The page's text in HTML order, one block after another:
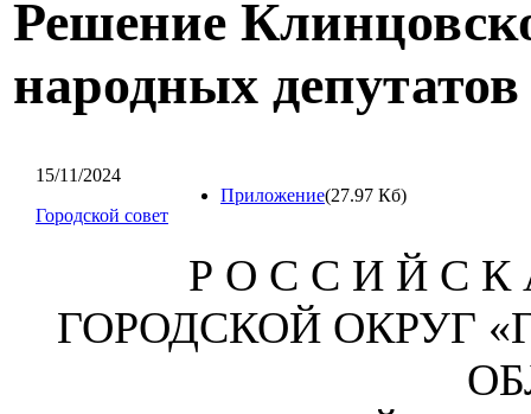
Решение
народных
15/11/2024
Городской совет
Приложение(27.97 Кб)
Р О С С И Й С К
ГОРОДСКОЙ ОКРУГ